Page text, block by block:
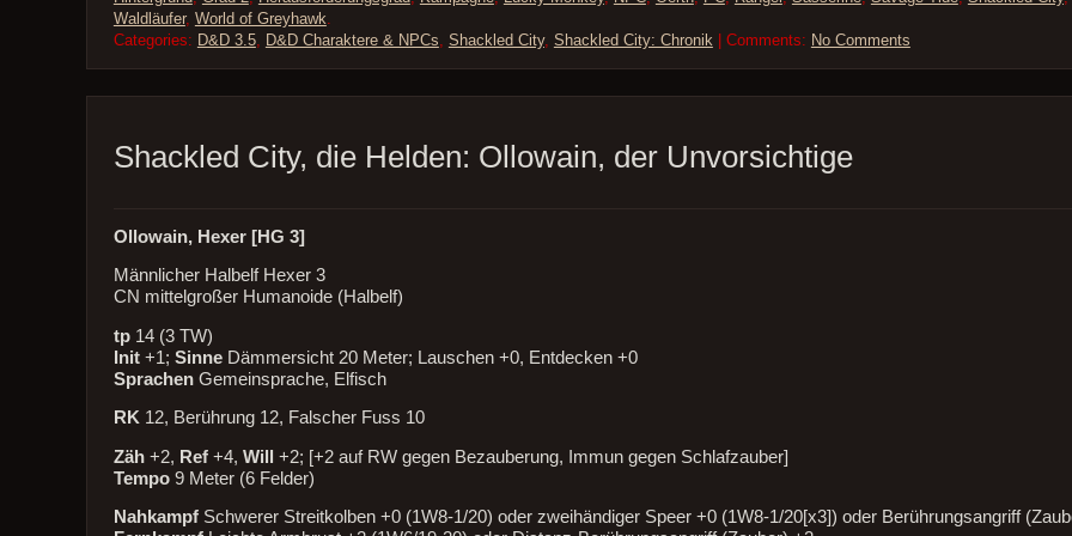
Waldläufer, World of Greyhawk
Categories: D&D 3.5, D&D Charaktere & NPCs Shackled City, Shackled City: Chronik | Comments: No Comments
Shackled City, die Helden: Ollowain, der Unvorsichtige
Ollowain, Hexer [HG 3]
Männlicher Halbelf Hexer 3
CN mittelgroßer Humanoide (Halbelf)
tp14 (3 TW)
Init+1; SinneDämmersicht 20 Meter; Lauschen +0, Entdecken +0
SprachenGemeinsprache, Elfisch
RK12, Berührung 12, Falscher Fuss 10
Zäh+2, Ref+4, Will
+2; [+2 auf RW gegen Bezauberung, Immun gegen Schlafzauber]
Tempo9 Meter (6 Felder)
NahkampfSchwerer Streitkolben +0 (1W8-1/20) oder zweihändiger Speer +0 (1W8-1/20[x3]) oder Berührungsangriff